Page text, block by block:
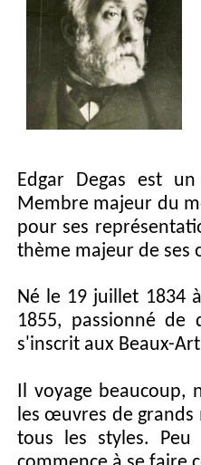
Edgar Degas est
Membre majeur du
pour ses
thème majeur de ses
Né le 19 juillet 1834
1855, passionné de
s'inscrit aux Beaux-
Il voyage
les œuvres de
tous les styles.